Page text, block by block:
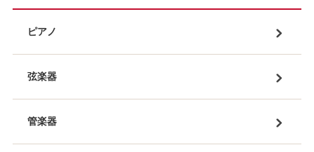
ピアノ
弦楽器
管楽器